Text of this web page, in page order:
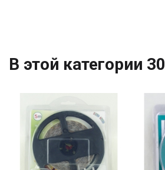
В этой категории